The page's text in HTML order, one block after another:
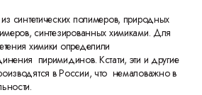
синтетических полимеров, природных
синтезированных химиками.Для
химики определили
пиримидинов. Кстати, эти и другие
в России, что немаловажно в